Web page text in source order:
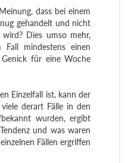
dass bei einem
gehandelt und nicht
wird? Dies umso mehr,
Fall mindestens einen
für eine Woche
Einzelfall ist, kann der
derart Fälle in den
wurden, ergibt
und was waren
Fällen ergriffen